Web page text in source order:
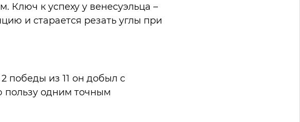
Ключ к успеху у венесуэльца –
и старается резать углы при
победы из 11 он добыл с
одним точным